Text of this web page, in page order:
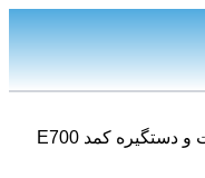
/ دستگیره کابینت و دستگیره کمد E700